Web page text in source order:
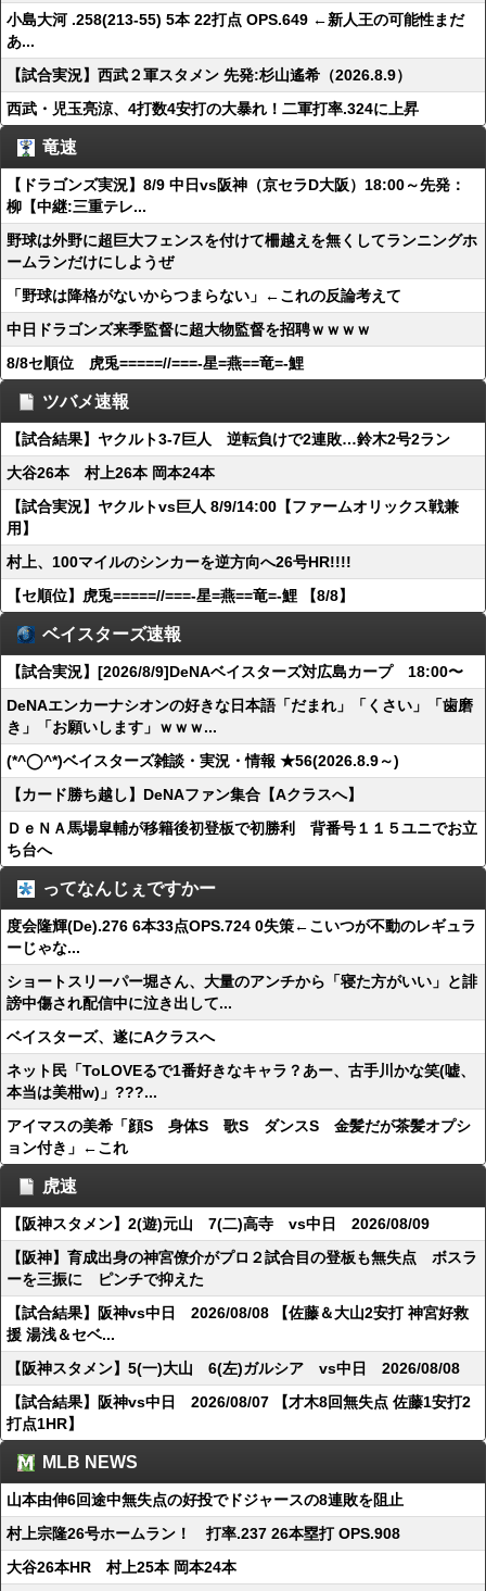
小島大河 .258(213-55) 5本 22打点 OPS.649 ←新人王の可能性まだ
あ...
【試合実況】西武２軍スタメン 先発:杉山遙希（2026.8.9）
西武・児玉亮涼、4打数4安打の大暴れ！二軍打率.324に上昇
竜速
【ドラゴンズ実況】8/9 中日vs阪神（京セラD大阪）18:00～先発：
柳【中継:三重テレ...
野球は外野に超巨大フェンスを付けて柵越えを無くしてランニングホ
ームランだけにしようぜ
「野球は降格がないからつまらない」←これの反論考えて
中日ドラゴンズ来季監督に超大物監督を招聘ｗｗｗｗ
8/8セ順位 虎兎=====//===‐星=燕==竜=‐鯉
ツバメ速報
【試合結果】ヤクルト3-7巨人 逆転負けで2連敗…鈴木2号2ラン
大谷26本 村上26本 岡本24本
【試合実況】ヤクルトvs巨人 8/9/14:00【ファームオリックス戦兼
用】
村上、100マイルのシンカーを逆方向へ26号HR!!!!
【セ順位】虎兎=====//===‐星=燕==竜=‐鯉 【8/8】
ベイスターズ速報
【試合実況】[2026/8/9]DeNAベイスターズ対広島カープ 18:00〜
DeNAエンカーナシオンの好きな日本語「だまれ」「くさい」「歯磨
き」「お願いします」ｗｗｗ...
(*^◯^*)ベイスターズ雑談・実況・情報 ★56(2026.8.9～)
【カード勝ち越し】DeNAファン集合【Aクラスへ】
ＤｅＮＡ馬場皐輔が移籍後初登板で初勝利 背番号１１５ユニでお立
ち台へ
ってなんじぇですかー
度会隆輝(De).276 6本33点OPS.724 0失策←こいつが不動のレギュラ
ーじゃな...
ショートスリーパー堀さん、大量のアンチから「寝た方がいい」と誹
謗中傷され配信中に泣き出して...
ベイスターズ、遂にAクラスへ
ネット民「ToLOVEるで1番好きなキャラ？あー、古手川かな笑(嘘、
本当は美柑w)」???...
アイマスの美希「顔S 身体S 歌S ダンスS 金髪だが茶髪オプシ
ョン付き」←これ
虎速
【阪神スタメン】2(遊)元山 7(二)高寺 vs中日 2026/08/09
【阪神】育成出身の神宮僚介がプロ２試合目の登板も無失点 ボスラ
ーを三振に ピンチで抑えた
【試合結果】阪神vs中日 2026/08/08 【佐藤＆大山2安打 神宮好救
援 湯浅＆セベ...
【阪神スタメン】5(一)大山 6(左)ガルシア vs中日 2026/08/08
【試合結果】阪神vs中日 2026/08/07 【才木8回無失点 佐藤1安打2
打点1HR】
MLB NEWS
山本由伸6回途中無失点の好投でドジャースの8連敗を阻止
村上宗隆26号ホームラン！ 打率.237 26本塁打 OPS.908
大谷26本HR 村上25本 岡本24本